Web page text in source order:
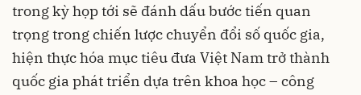
trong kỳ họp tới sẽ đánh dấu bước tiến quan
trọng trong chiến lược chuyển đổi số quốc gia,
hiện thực hóa mục tiêu đưa Việt Nam trở thành
quốc gia phát triển dựa trên khoa học – công